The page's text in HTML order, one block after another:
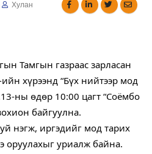
Хулан
Тамгын газраас зарласан
хүрээнд “Бүх нийтээр мод
ны өдөр 10:00 цагт “Соёмбо
байгуулна.
нэгж, иргэдийг мод тарих
оруулахыг уриалж байна.